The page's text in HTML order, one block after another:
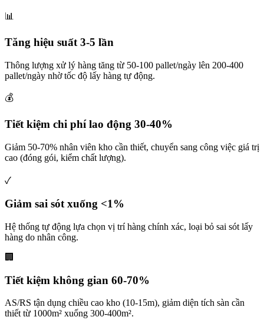
📊
Tăng hiệu suất 3-5 lần
Thông lượng xử lý hàng tăng từ 50-100 pallet/ngày lên 200-400
pallet/ngày nhờ tốc độ lấy hàng tự động.
💰
Tiết kiệm chi phí lao động 30-40%
Giảm 50-70% nhân viên kho cần thiết, chuyển sang công việc giá trị
cao (đóng gói, kiểm chất lượng).
✓
Giảm sai sót xuống <1%
Hệ thống tự động lựa chọn vị trí hàng chính xác, loại bỏ sai sót lấy
hàng do nhân công.
🏢
Tiết kiệm không gian 60-70%
AS/RS tận dụng chiều cao kho (10-15m), giảm diện tích sàn cần
thiết từ 1000m² xuống 300-400m².